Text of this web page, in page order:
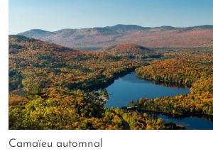
Camaïeu automnal